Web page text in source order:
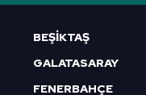
BEŞİKTAŞ
GALATASARAY
FENERBAHÇE